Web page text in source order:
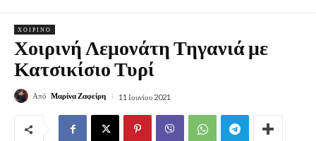
ΧΟΙΡΙΝΌ
Χοιρινή Λεμονάτη Τηγανιά με
Κατσικίσιο Τυρί
Από Μαρίνα Ζαφείρη 11 Ιουνίου 2021